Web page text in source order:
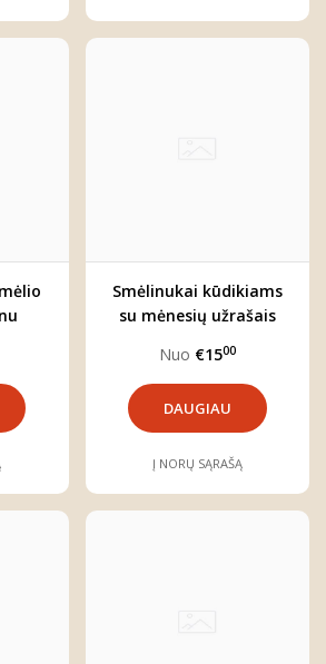
Smėlinukai kūdikiams
su mėnesių užrašais
reikiamą mėnesį)
Nuo €1500
DAUGIAU
Į NORŲ SĄRAŠĄ